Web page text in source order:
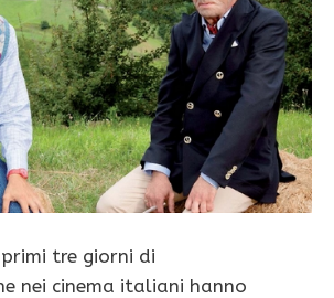
tre giorni di
nei cinema italiani hanno